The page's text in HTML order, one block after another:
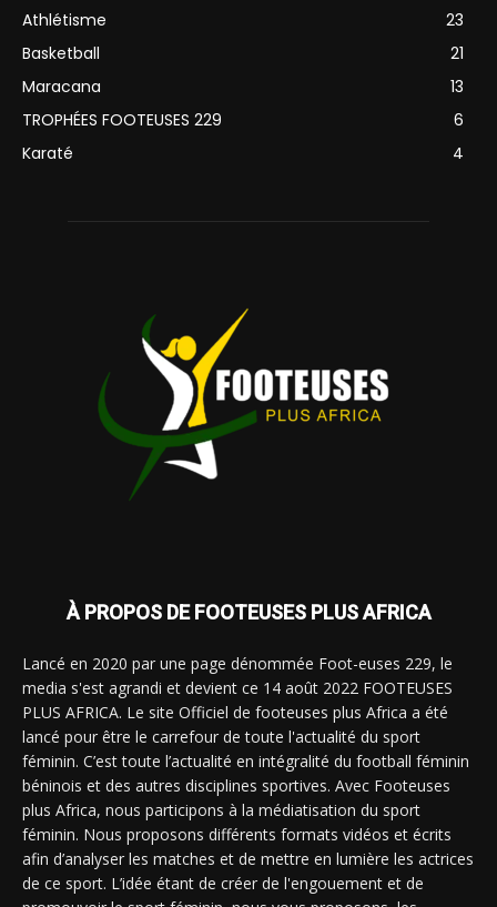
Athlétisme
23
Basketball
21
Maracana
13
TROPHÉES FOOTEUSES 229
6
Karaté
4
À PROPOS DE FOOTEUSES PLUS AFRICA
Lancé en 2020 par une page dénommée Foot-euses 229, le
media s'est agrandi et devient ce 14 août 2022 FOOTEUSES
PLUS AFRICA. Le site Officiel de footeuses plus Africa a été
lancé pour être le carrefour de toute l'actualité du sport
féminin. C’est toute l’actualité en intégralité du football féminin
béninois et des autres disciplines sportives. Avec Footeuses
plus Africa, nous participons à la médiatisation du sport
féminin. Nous proposons différents formats vidéos et écrits
afin d’analyser les matches et de mettre en lumière les actrices
de ce sport. L’idée étant de créer de l'engouement et de